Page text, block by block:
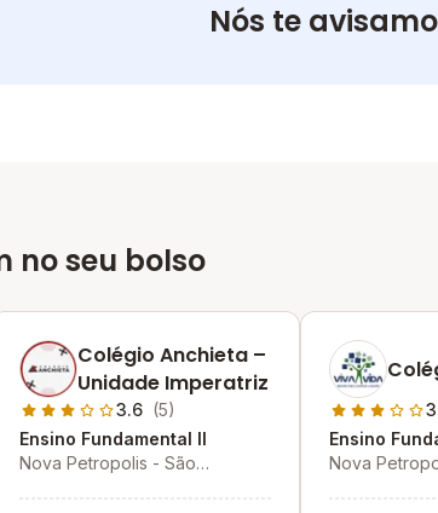
Nós te
no seu bolso
Colégio Anchieta –
Unidade Imperatriz
3.6 (5)
Ensino Fundamental II
Nova Petropolis - São
Ensino
Nova